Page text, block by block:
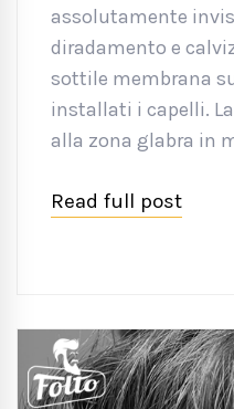
assolutamente
diradamento e
sottile membrana
installati i capelli.
alla zona glabra in
Read full post